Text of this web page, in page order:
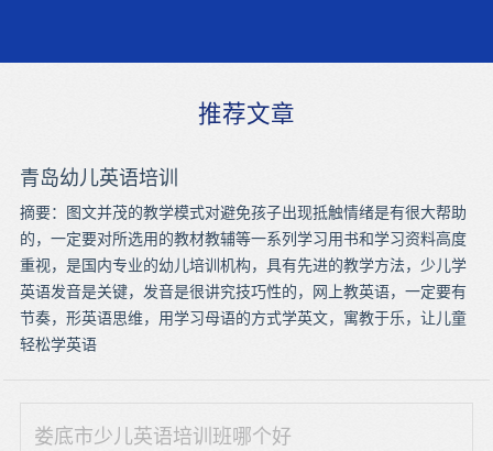
推荐文章
青岛幼儿英语培训
摘要：图文并茂的教学模式对避免孩子出现抵触情绪是有很大帮助
的，一定要对所选用的教材教辅等一系列学习用书和学习资料高度
重视，是国内专业的幼儿培训机构，具有先进的教学方法，少儿学
英语发音是关键，发音是很讲究技巧性的，网上教英语，一定要有
节奏，形英语思维，用学习母语的方式学英文，寓教于乐，让儿童
轻松学英语
娄底市少儿英语培训班哪个好